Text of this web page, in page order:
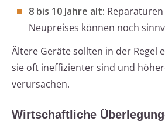
8 bis 10 Jahre alt: Reparaturen
Neupreises können noch
Ältere Geräte sollten in der Regel
sie oft ineffizienter sind und
verursachen.
Wirtschaftliche